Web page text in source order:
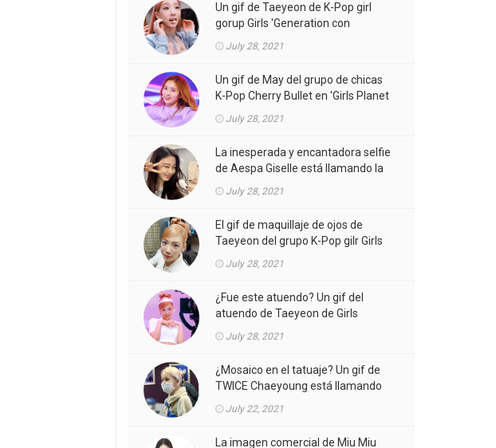
Un gif de Taeyeon de K-Pop girl
gorup Girls 'Generation con
la atención.
July 28, 2021
Un gif de May del grupo de chicas
K-Pop Cherry Bullet en 'Girls Planet
July 28, 2021
La inesperada y encantadora selfie
de Aespa Giselle está llamando la
July 28, 2021
El gif de maquillaje de ojos de
Taeyeon del grupo K-Pop gilr Girls
la atención.
July 28, 2021
¿Fue este atuendo? Un gif del
atuendo de Taeyeon de Girls
gorup en el MV está llamando la
July 28, 2021
¿Mosaico en el tatuaje? Un gif de
TWICE Chaeyoung está llamando
July 22, 2021
La imagen comercial de Miu Miu